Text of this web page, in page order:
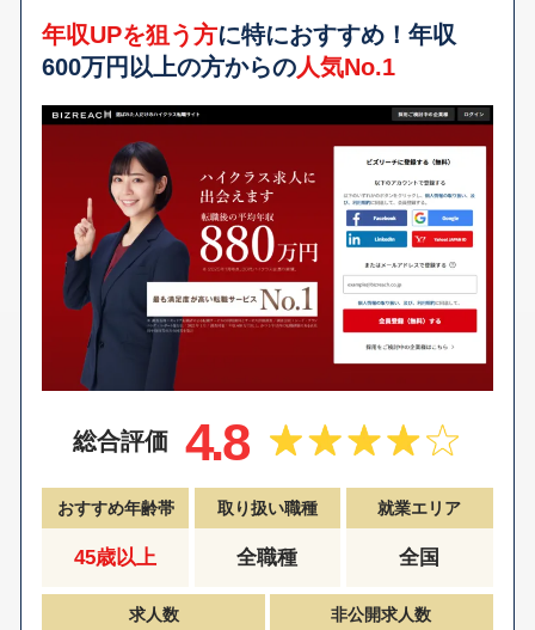
年収UPを狙う方に特におすすめ！年収
600万円以上の方からの人気No.1
総合評価 4.8
おすすめ年齢帯
45歳以上
取り扱い職種
全職種
就業エリア
全国
求人数 非公開求人数